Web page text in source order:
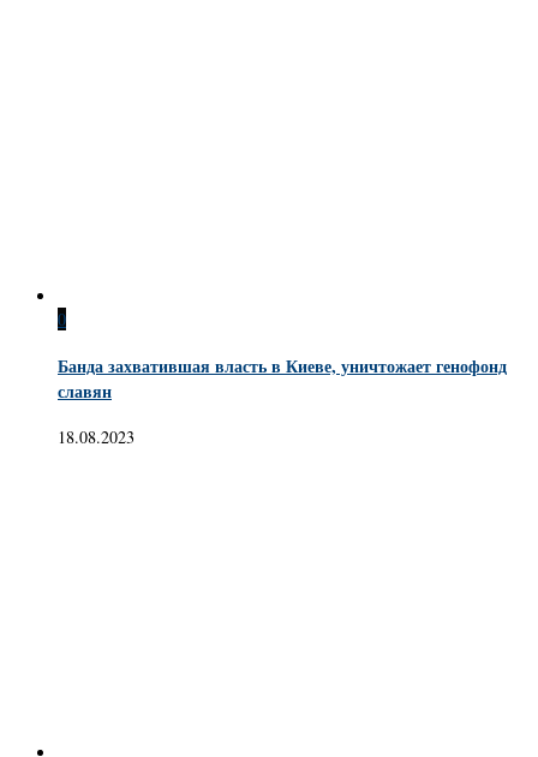
0
Банда захватившая власть в Киеве, уничтожает генофонд
славян
18.08.2023